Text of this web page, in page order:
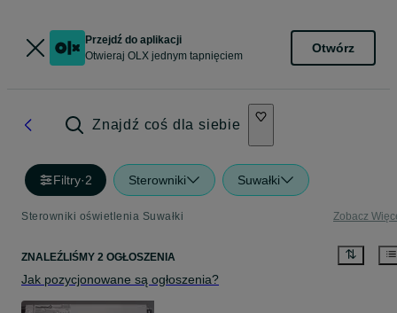
Przejdź do aplikacji
Otwieraj OLX jednym tapnięciem
Otwórz
Znajdź coś dla siebie
Filtry·2 Sterowniki Suwałki
Sterowniki oświetlenia Suwałki Zobacz
ZNALEŹLIŚMY 2 OGŁOSZENIA
Jak pozycjonowane są ogłoszenia?